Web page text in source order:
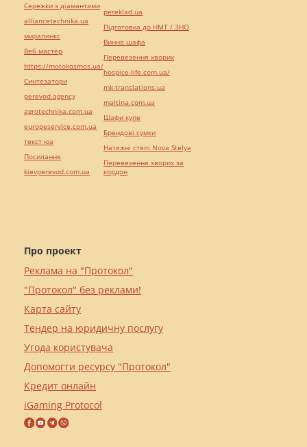
Про проект
Реклама на "Протокол"
"Протокол" без реклами!
Карта сайту
Тендер на юридичну послугу
Угода користувача
Допомогти ресурсу "Протокол"
Кредит онлайн
iGaming Protocol
Сережки з діамантами
alliancetechnika.ua
миралинкс
Веб мастер
https://motokosmos.ua/
Синтезатори
perevod.agency
agrotechnika.com.ua
europeservice.com.ua
текст юа
Посилання
kievperevod.com.ua
pereklad.ua
Підготовка до НМТ / ЗНО
Винна шафа
Перевезення хворих
hospice-life.com.ua/
mk-translations.ua
maltina.com.ua
Шафи купе
Брендові сумки
Натяжні стелі Nova Stelya
Перевезення хворих за
кордон